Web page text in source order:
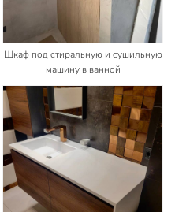
Шкаф под стиральную и сушильную
машину в ванной